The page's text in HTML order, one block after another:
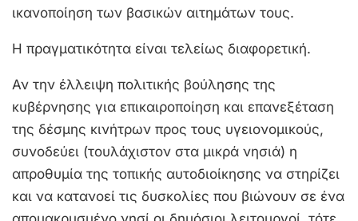
ικανοποίηση των βασικών αιτημάτων τους.
Η πραγματικότητα είναι τελείως διαφορετική.
Αν την έλλειψη πολιτικής βούλησης της
κυβέρνησης για επικαιροποίηση και επανεξέταση
της δέσμης κινήτρων προς τους υγειονομικούς,
συνοδεύει (τουλάχιστον στα μικρά νησιά) η
απροθυμία της τοπικής αυτοδιοίκησης να στηρίζει
και να κατανοεί τις δυσκολίες που βιώνουν σε ένα